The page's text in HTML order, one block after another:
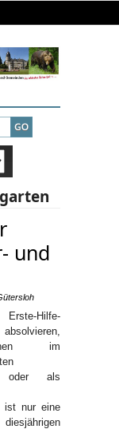
und
Hilfe-
im
oder als
ist nur eine